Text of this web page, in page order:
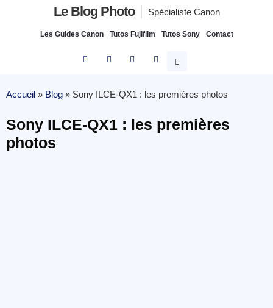
Le Blog Photo Spécialiste Canon
Les Guides Canon Tutos Fujifilm Tutos Sony Contact
Accueil » Blog » Sony ILCE-QX1 : les premières photos
Sony ILCE-QX1 : les premières
photos